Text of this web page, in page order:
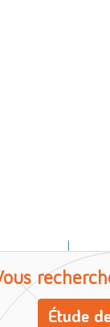
Étude